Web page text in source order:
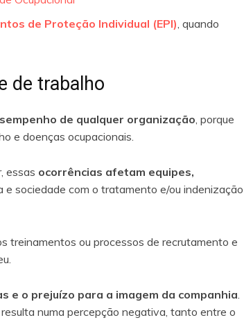
de Proteção Individual (EPI) , quando
de trabalho
de qualquer organização , porque
e doenças ocupacionais.
essas ocorrências afetam equipes,
e sociedade com o tratamento e/ou indenização
treinamentos ou processos de recrutamento e
e o prejuízo para a imagem da companhia
numa percepção negativa, tanto entre o